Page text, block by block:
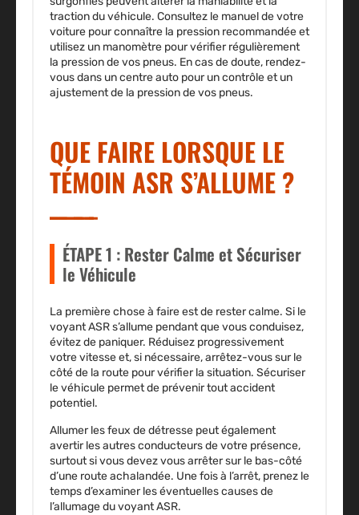
traction du véhicule. Consultez le manuel de votre
voiture pour connaître la pression recommandée et
utilisez un manomètre pour vérifier régulièrement
la pression de vos pneus. En cas de doute, rendez-
vous dans un centre auto pour un contrôle et un
ajustement de la pression de vos pneus.
QUE FAIRE LORSQUE LE
TÉMOIN ASR S’ALLUME ?
ÉTAPE 1 : Rester Calme et Sécuriser
le Véhicule
La première chose à faire est de rester calme. Si le
voyant ASR s’allume pendant que vous conduisez,
évitez de paniquer. Réduisez progressivement
votre vitesse et, si nécessaire, arrêtez-vous sur le
côté de la route pour vérifier la situation. Sécuriser
le véhicule permet de prévenir tout accident
potentiel.
Allumer les feux de détresse peut également
avertir les autres conducteurs de votre présence,
surtout si vous devez vous arrêter sur le bas-côté
d’une route achalandée. Une fois à l’arrêt, prenez le
temps d’examiner les éventuelles causes de
l’allumage du voyant ASR.